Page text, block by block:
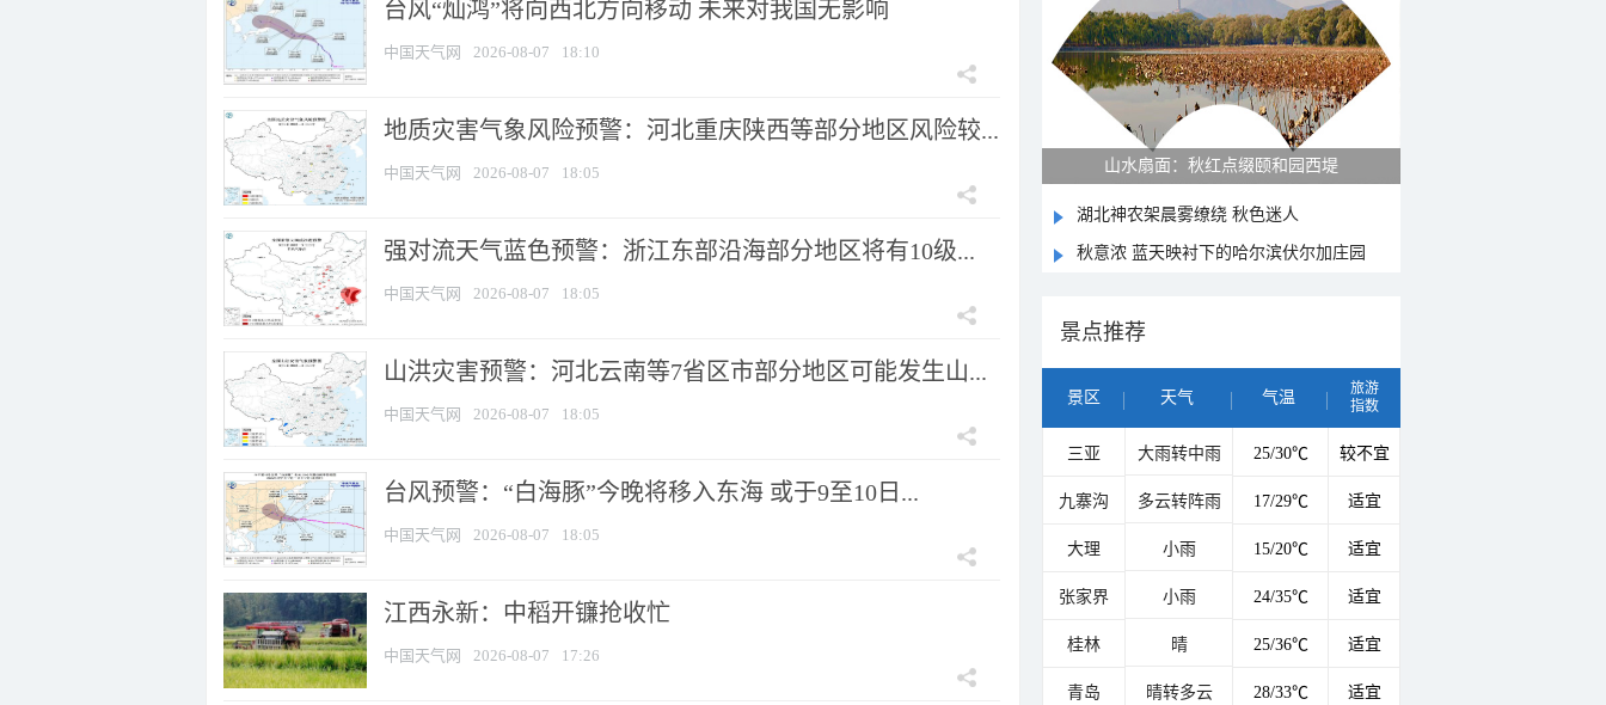
台风“灿鸿”将向西北方向移动 未来对我国无影响
中国天气网 2026-08-07 18:10
地质灾害气象风险预警：河北重庆陕西等部分地区风险较...
中国天气网 2026-08-07 18:05
强对流天气蓝色预警：浙江东部沿海部分地区将有10级...
中国天气网 2026-08-07 18:05
山洪灾害预警：河北云南等7省区市部分地区可能发生山...
中国天气网 2026-08-07 18:05
台风预警：“白海豚”今晚将移入东海 或于9至10日...
中国天气网 2026-08-07 18:05
江西永新：中稻开镰抢收忙
中国天气网 2026-08-07 17:26
山水扇面：秋红点缀颐和园西堤
湖北神农架晨雾缭绕 秋色迷人
秋意浓 蓝天映衬下的哈尔滨伏尔加庄园
景点推荐
景区 天气 气温
旅游
指数
三亚 大雨转中雨 25/30℃ 较不宜
九寨沟 多云转阵雨 17/29℃ 适宜
大理 小雨 15/20℃ 适宜
张家界 小雨 24/35℃ 适宜
桂林 晴 25/36℃ 适宜
青岛 晴转多云 28/33℃ 适宜